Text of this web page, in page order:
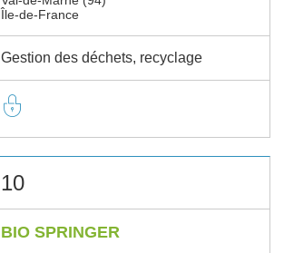
Île-de-France
Gestion des déchets, recyclage
10
BIO SPRINGER